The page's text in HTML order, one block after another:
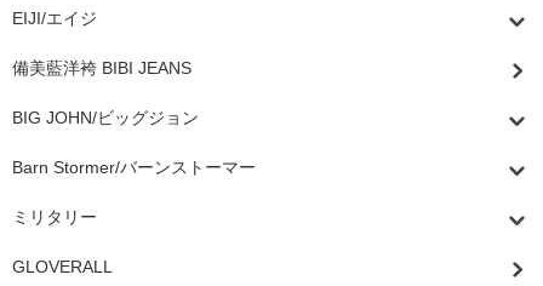
EIJI/エイジ
備美藍洋袴 BIBI JEANS
BIG JOHN/ビッグジョン
Barn Stormer/バーンストーマー
ミリタリー
GLOVERALL